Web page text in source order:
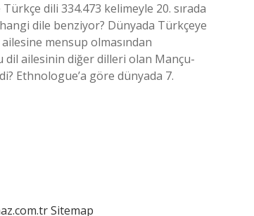
dili 334.473 kelimeyle 20. sırada
dile benziyor? Dünyada Türkçeye
ailesine mensup olmasından
dil ailesinin diğer dilleri olan Mançu-
Ethnologue’a göre dünyada 7.
Sitemap